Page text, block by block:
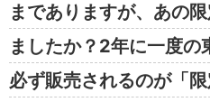
までありますが、あの
ましたか？2年に一度の
必ず販売されるのが「